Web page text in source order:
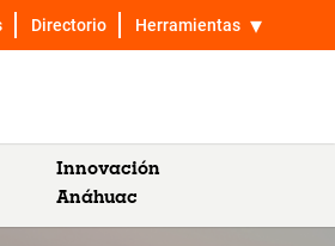
Directorio Herramientas
Innovación
Anáhuac